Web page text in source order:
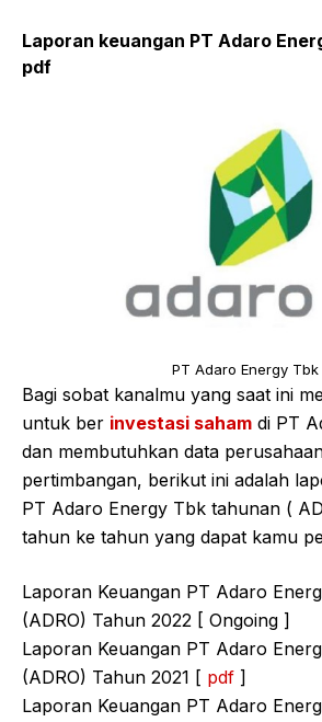
Laporan keuangan PT Adaro
pdf
PT Adaro Energy Tbk
Bagi sobat kanalmu yang saat ini
untuk ber investasi saham di PT
dan membutuhkan data
pertimbangan, berikut ini adalah
PT Adaro Energy Tbk tahunan (
tahun ke tahun yang dapat kamu
Laporan Keuangan PT Adaro
(ADRO) Tahun 2022 [ Ongoing ]
Laporan Keuangan PT Adaro
(ADRO) Tahun 2021 [ pdf ]
Laporan Keuangan PT Adaro